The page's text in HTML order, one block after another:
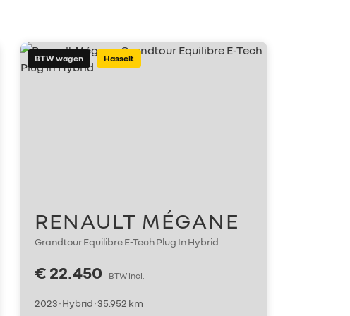
BTW wagen Hasselt
RENAULT MÉGANE
Grandtour Equilibre E-Tech Plug In Hybrid
€ 22.450 BTW incl.
2023 · Hybrid · 35.952 km